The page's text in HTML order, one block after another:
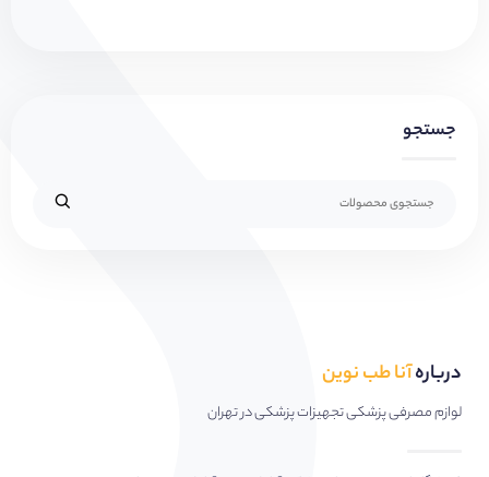
جستجو
دربارهآنا طب نوین
لوازم مصرفی پزشکی تجهیزات پزشکی در تهران